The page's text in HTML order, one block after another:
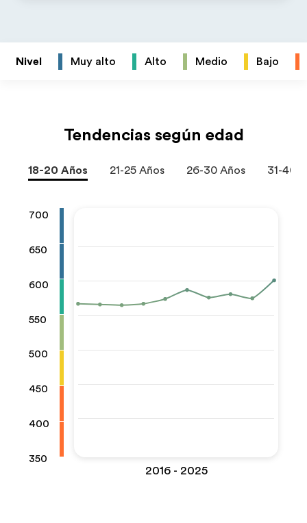
Nivel Muy alto Alto Medio Bajo
Tendencias según edad
18-20 Años 21-25 Años 26-30 Años 31-40
700
650
600
550
500
450
400
350
2016 - 2025